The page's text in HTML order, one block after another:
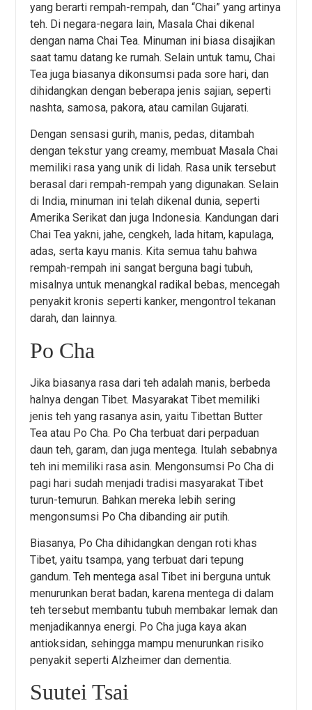
yang berarti rempah-rempah, dan “Chai” yang artinya
teh. Di negara-negara lain, Masala Chai dikenal
dengan nama Chai Tea. Minuman ini biasa disajikan
saat tamu datang ke rumah. Selain untuk tamu, Chai
Tea juga biasanya dikonsumsi pada sore hari, dan
dihidangkan dengan beberapa jenis sajian, seperti
nashta, samosa, pakora, atau camilan Gujarati.
Dengan sensasi gurih, manis, pedas, ditambah
dengan tekstur yang creamy, membuat Masala Chai
memiliki rasa yang unik di lidah. Rasa unik tersebut
berasal dari rempah-rempah yang digunakan. Selain
di India, minuman ini telah dikenal dunia, seperti
Amerika Serikat dan juga Indonesia. Kandungan dari
Chai Tea yakni, jahe, cengkeh, lada hitam, kapulaga,
adas, serta kayu manis. Kita semua tahu bahwa
rempah-rempah ini sangat berguna bagi tubuh,
misalnya untuk menangkal radikal bebas, mencegah
penyakit kronis seperti kanker, mengontrol tekanan
darah, dan lainnya.
Po Cha
Jika biasanya rasa dari teh adalah manis, berbeda
halnya dengan Tibet. Masyarakat Tibet memiliki
jenis teh yang rasanya asin, yaitu Tibettan Butter
Tea atau Po Cha. Po Cha terbuat dari perpaduan
daun teh, garam, dan juga mentega. Itulah sebabnya
teh ini memiliki rasa asin. Mengonsumsi Po Cha di
pagi hari sudah menjadi tradisi masyarakat Tibet
turun-temurun. Bahkan mereka lebih sering
mengonsumsi Po Cha dibanding air putih.
Biasanya, Po Cha dihidangkan dengan roti khas
Tibet, yaitu tsampa, yang terbuat dari tepung
gandum.Teh mentega asal Tibet ini berguna untuk
menurunkan berat badan, karena mentega di dalam
teh tersebut membantu tubuh membakar lemak dan
menjadikannya energi. Po Cha juga kaya akan
antioksidan, sehingga mampu menurunkan risiko
penyakit seperti Alzheimer dan dementia.
Suutei Tsai